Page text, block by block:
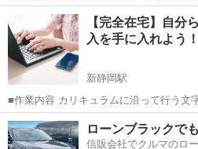
問い合わせ対応、 SNS運営などを担当していた
方でも安心して始められます ・作業量
す ...
浜松市 遠州病院駅 ワ
【完全在宅】自分
入を手に入れよう！
新静岡駅
■作業内容 カリキュラムに沿って行う文字入力、 求人記事の作成、お
問い合わせ対応、 SNS運営などを担当していた
方でも安心して始められます ・作業量に
静岡 静岡市 新静岡駅 ワーク
ローンブラックで
信販会社でクルマのロ